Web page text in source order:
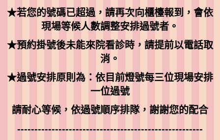
★若您的號碼已超過，請再次向櫃檯報到，會依
現場等候人數調整安排過號者。
★預約掛號後未能來院看診時，請提前以電話取
消。
★過號安排原則為：依目前燈號每三位現場安排
一位過號
請耐心等候，依過號順序排隊，謝謝您的配合
------------------------------------------------------